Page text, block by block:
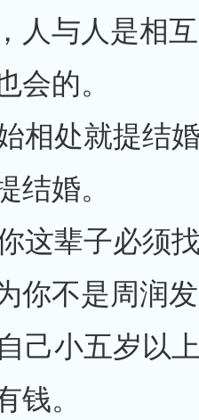
人与人是相
会的。
相处就提结
结婚。
这辈子必须
你不是周润
己小五岁以
钱。